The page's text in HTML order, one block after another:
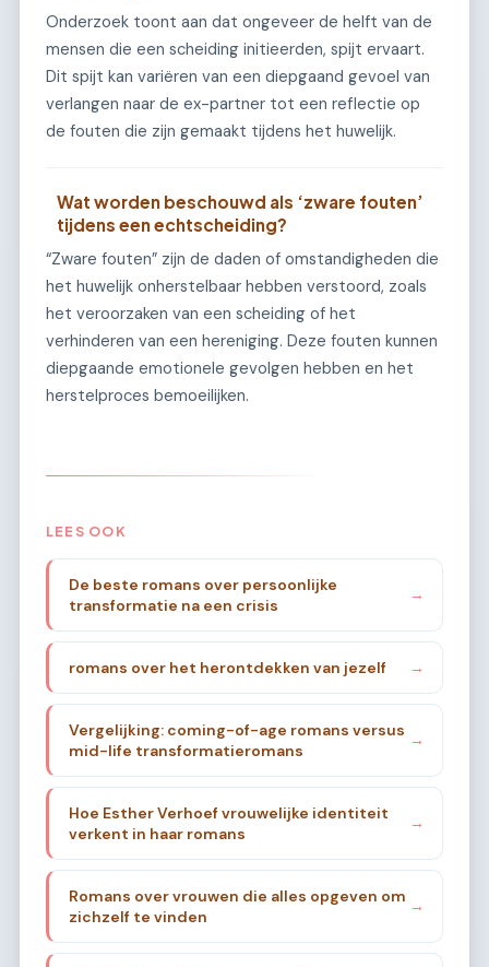
Onderzoek toont aan dat ongeveer de helft van de
mensen die een scheiding initieerden, spijt ervaart.
Dit spijt kan variëren van een diepgaand gevoel van
verlangen naar de ex-partner tot een reflectie op
de fouten die zijn gemaakt tijdens het huwelijk.
Wat worden beschouwd als ‘zware fouten’
tijdens een echtscheiding?
“Zware fouten” zijn de daden of omstandigheden die
het huwelijk onherstelbaar hebben verstoord, zoals
het veroorzaken van een scheiding of het
verhinderen van een hereniging. Deze fouten kunnen
diepgaande emotionele gevolgen hebben en het
herstelproces bemoeilijken.
LEES OOK
De beste romans over persoonlijke
transformatie na een crisis
→
romans over het herontdekken van jezelf →
Vergelijking: coming-of-age romans versus
mid-life transformatieromans
→
Hoe Esther Verhoef vrouwelijke identiteit
verkent in haar romans
→
Romans over vrouwen die alles opgeven om
zichzelf te vinden
→